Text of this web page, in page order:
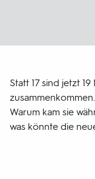
Statt 17 sind jetzt
Warum kam sie
was könnte die